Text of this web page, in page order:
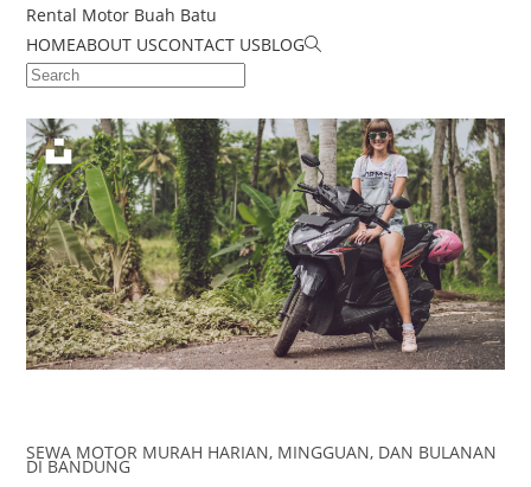
Rental Motor Buah Batu
HOMEABOUT USCONTACT USBLOG
SEWA MOTOR MURAH HARIAN, MINGGUAN, DAN BULANAN
DI BANDUNG